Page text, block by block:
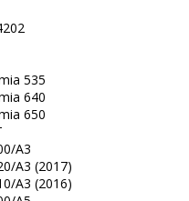
535
640
650
A3
A3 (2017)
A3 (2016)